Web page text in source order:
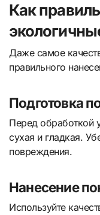
Как
Даже самое
правильного
Подготовка
Перед обработкой
сухая и гладкая.
повреждения.
Нанесение
Используйте